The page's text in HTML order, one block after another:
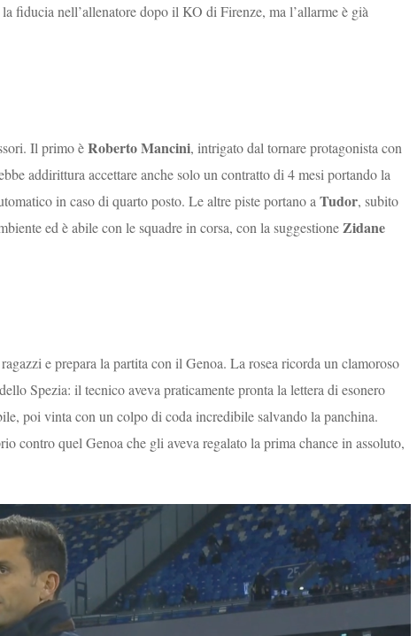
fiducia nell’allenatore dopo il KO di Firenze, ma l’allarme è già
Il primo èRoberto Mancini, intrigato dal tornare protagonista con
addirittura accettare anche solo un contratto di 4 mesi portando la
in caso di quarto posto. Le altre piste portano a Tudor, subito
ed è abile con le squadre in corsa, con la suggestioneZidane
e prepara la partita con il Genoa. La rosea ricorda un clamoroso
Spezia: il tecnico aveva praticamente pronta la lettera di esonero
poi vinta con un colpo di coda incredibile salvando la panchina.
contro quel Genoa che gli aveva regalato la prima chance in assoluto,